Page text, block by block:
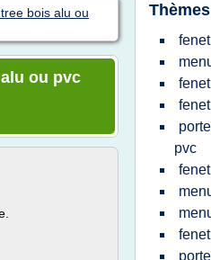
bois alu ou
ou pvc
pvc